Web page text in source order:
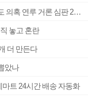
■ 축구협회 ‘성 접대’ 의혹 일파만파…日도 의혹 연루 거론 심판 2명 조사
놓고 혼란
더 만든다
았나
트 24시간 배송 자동화